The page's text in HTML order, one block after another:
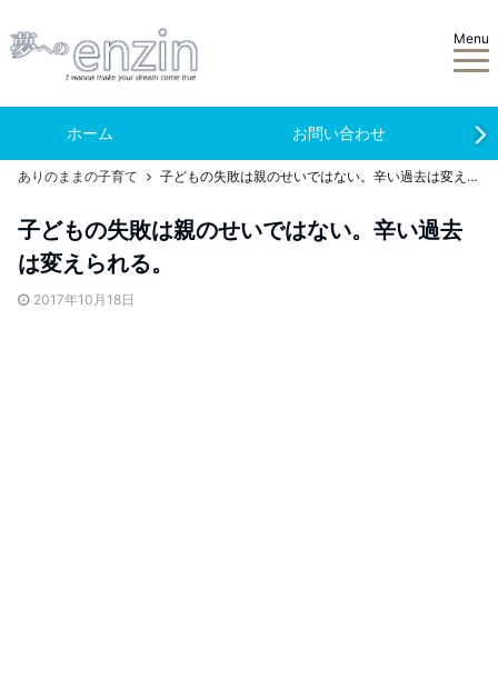
Menu
ホーム お問い合わせ
ありのままの子育て 子どもの失敗は親のせいではない。辛い過去は変えられる。
子どもの失敗は親のせいではない。辛い過去
は変えられる。
2017年10月18日